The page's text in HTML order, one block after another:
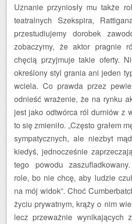
Uznanie przyniosły mu także
teatralnych Szekspira,
przestudiujemy dorobek
zobaczymy, że aktor pragnie
chęcią przyjmuje takie oferty.
określony styl grania ani jeden
wciela. Co prawda przez
odnieść wrażenie, że na rynku
jest jako odtwórca ról durniów z
to się zmieniło. „Często grałem
sympatycznych, ale niezbyt
kiedyś, jednocześnie
tego powodu
role, bo nie chcę, aby ludzie
na mój widok”. Choć
życiu prywatnym, krąży o nim
lecz przeważnie wynikających